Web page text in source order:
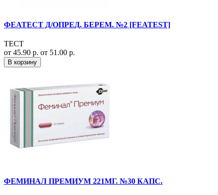
ФЕАТЕСТ Д/ОПРЕД. БЕРЕМ. №2 [FEATEST]
ТЕСТ
от 45.90 р. от 51.00 р.
В корзину
ФЕМИНАЛ ПРЕМИУМ 221МГ. №30 КАПС.